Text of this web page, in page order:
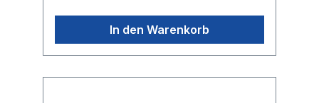
In den Warenkorb